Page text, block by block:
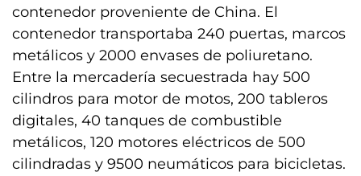
contenedor proveniente de China. El
contenedor transportaba 240 puertas, marcos
metálicos y 2000 envases de poliuretano.
Entre la mercadería secuestrada hay 500
cilindros para motor de motos, 200 tableros
digitales, 40 tanques de combustible
metálicos, 120 motores eléctricos de 500
cilindradas y 9500 neumáticos para bicicletas.